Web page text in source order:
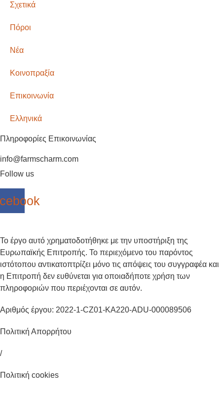
Σχετικά
Πόροι
Νέα
Κοινοπραξία
Επικοινωνία
Ελληνικά
Πληροφορίες Επικοινωνίας
info@farmscharm.com
Follow us
Το έργο αυτό χρηματοδοτήθηκε με την υποστήριξη της
Ευρωπαϊκής Επιτροπής. Το περιεχόμενο του παρόντος
ιστότοπου αντικατοπτρίζει μόνο τις απόψεις του συγγραφέα και
η Επιτροπή δεν ευθύνεται για οποιαδήποτε χρήση των
πληροφοριών που περιέχονται σε αυτόν.
Αριθμός έργου: 2022-1-CZ01-KA220-ADU-000089506
Πολιτική Απορρήτου
/
Πολιτική cookies